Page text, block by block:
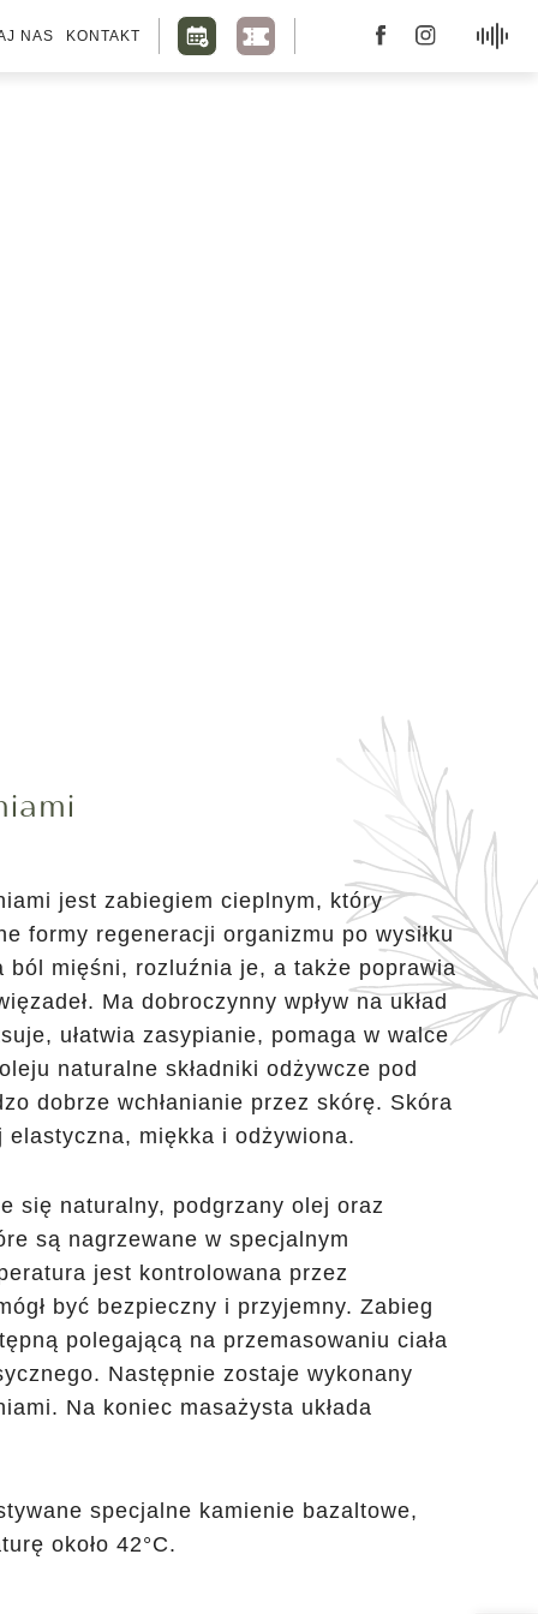
NAS KONTAKT
jest zabiegiem cieplnym, który
formy regeneracji organizmu po wysiłku
ból mięśni, rozluźnia je, a także poprawia
Ma dobroczynny wpływ na układ
ułatwia zasypianie, pomaga w walce
naturalne składniki odżywcze pod
dobrze wchłanianie przez skórę. Skóra
elastyczna, miękka i odżywiona.
się naturalny, podgrzany olej oraz
są nagrzewane w specjalnym
jest kontrolowana przez
być bezpieczny i przyjemny. Zabieg
polegającą na przemasowaniu ciała
Następnie zostaje wykonany
Na koniec masażysta układa
specjalne kamienie bazaltowe,
około 42°C.